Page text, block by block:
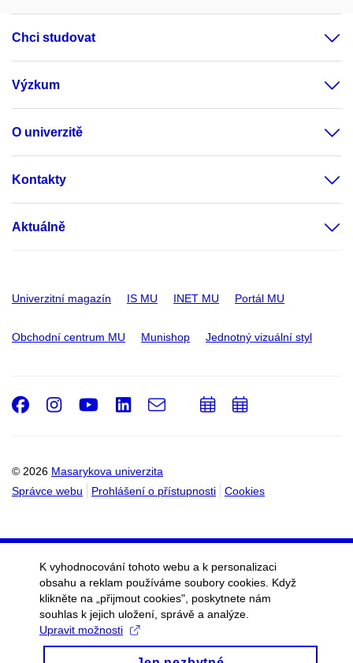
Chci studovat
Výzkum
O univerzitě
Kontakty
Aktuálně
Univerzitní magazín IS MU INET MU Portál MU
Obchodní centrum MU Munishop Jednotný vizuální styl
© 2026 Masarykova univerzita
Správce webu
Prohlášení o přístupnosti Cookies
Facebook
Instagram
Youtube
LinkedIn
e-
PřidatPřidat
K vyhodnocování tohoto webu a k personalizaci
obsahu a reklam používáme soubory cookies. Když
klikněte na „přijmout cookies", poskytnete nám
souhlas k jejich uložení, správě a analýze.
Upravit možnosti